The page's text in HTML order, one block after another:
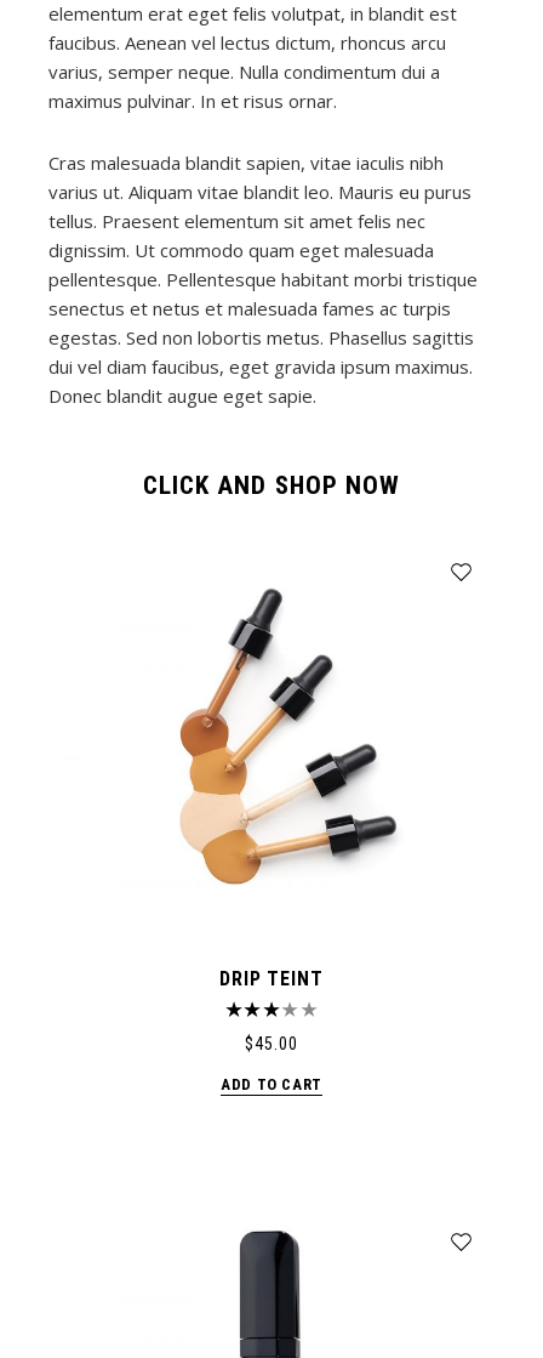
elementum erat eget felis volutpat, in blandit est
faucibus. Aenean vel lectus dictum, rhoncus arcu
varius, semper neque. Nulla condimentum dui a
maximus pulvinar. In et risus ornar.
Cras malesuada blandit sapien, vitae iaculis nibh
varius ut. Aliquam vitae blandit leo. Mauris eu purus
tellus. Praesent elementum sit amet felis nec
dignissim. Ut commodo quam eget malesuada
pellentesque. Pellentesque habitant morbi tristique
senectus et netus et malesuada fames ac turpis
egestas. Sed non lobortis metus. Phasellus sagittis
dui vel diam faucibus, eget gravida ipsum maximus.
Donec blandit augue eget sapie.
CLICK AND SHOP NOW
DRIP TEINT
$45.00
ADD TO CART